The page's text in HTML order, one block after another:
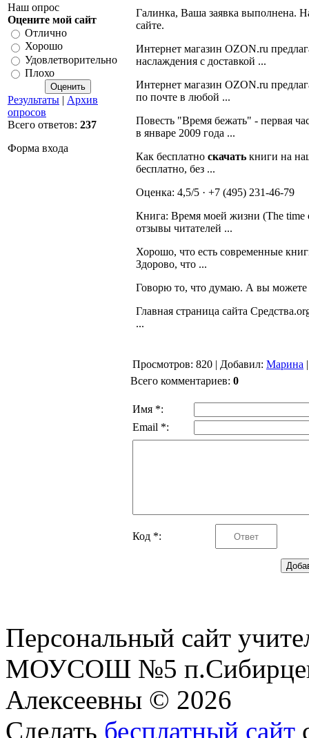
Наш опрос
Оцените мой сайт
Отлично
Хорошо
Удовлетворительно
Плохо
Результаты | Архив
опросов
Всего ответов: 237
Форма входа
Галинка, Ваша заявка выполнена.
сайте.
Интернет магазин OZON.ru
наслаждения с доставкой ...
Интернет магазин OZON.ru
по почте в любой ...
Повесть "Время бежать" - первая
в январе 2009 года ...
Как бесплатно скачать книги на
бесплатно, без ...
Оценка: 4,5/5 · +7 (495) 231-46-79
Книга: Время моей жизни (The
отзывы читателей ...
Хорошо, что есть современные
Здорово, что ...
Говорю то, что думаю. А вы можете
Главная страница сайта
...
Просмотров: 820 | Добавил: Марина
Всего комментариев: 0
Имя *:
Email *:
Код *:
Персональный сайт
МОУСОШ №5
Алексеевны © 2026
Сделать бесплатный сайт